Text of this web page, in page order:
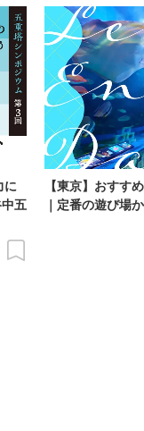
に
五
【東京】おすす
｜定番の遊び場